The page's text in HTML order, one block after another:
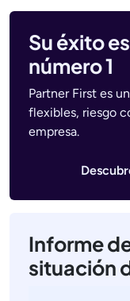
Su éxito
número 1
Partner First es
flexibles, riesgo
empresa.
Informe
situación